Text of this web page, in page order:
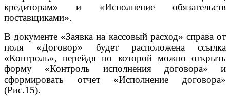
кредиторам» и «Исполнение обязательств
поставщиками».
В документе «Заявка на кассовый расход» справа от
поля «Договор» будет расположена ссылка
«Контроль», перейдя по которой можно открыть
форму «Контроль исполнения договора» и
сформировать отчет «Исполнение договора»
(Рис.15).